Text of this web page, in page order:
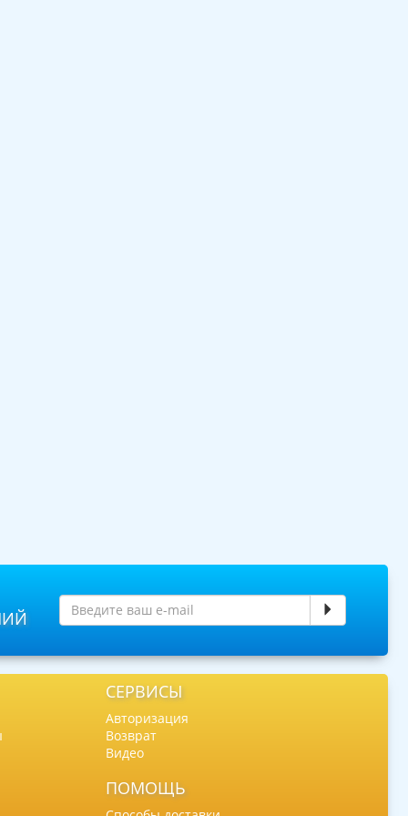
СЕРВИСЫ
Авторизация
Возврат
Видео
ПОМОЩЬ